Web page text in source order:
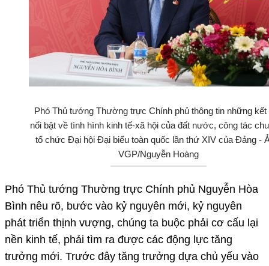
Phó Thủ tướng Thường trực Chính phủ thông tin những kết
nổi bật về tình hình kinh tế-xã hội của đất nước, công tác
tổ chức Đại hội Đại biểu toàn quốc lần thứ XIV của Đảng -
VGP/Nguyễn Hoàng
Phó Thủ tướng Thường trực Chính phủ Nguyễn Hòa
Bình nêu rõ, bước vào kỷ nguyên mới, kỷ nguyên
phát triển thịnh vượng, chúng ta buộc phải cơ cấu lại
nền kinh tế, phải tìm ra được các động lực tăng
trưởng mới. Trước đây tăng trưởng dựa chủ yếu vào